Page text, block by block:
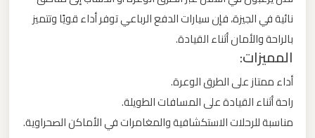
نائية في الجيزة، فإن سيارات الدفع الرباعي توفر أداء قويًا وتتميز
بالراحة والأمان أثناء القيادة.
المميزات:
أداء ممتاز على الطرق الوعرة.
راحة أثناء القيادة على المسافات الطويلة.
مناسبة للرحلات الاستكشافية والمغامرات في الأماكن الصحراوية.
العرب
والإسكندرية
ليموزين
مطار